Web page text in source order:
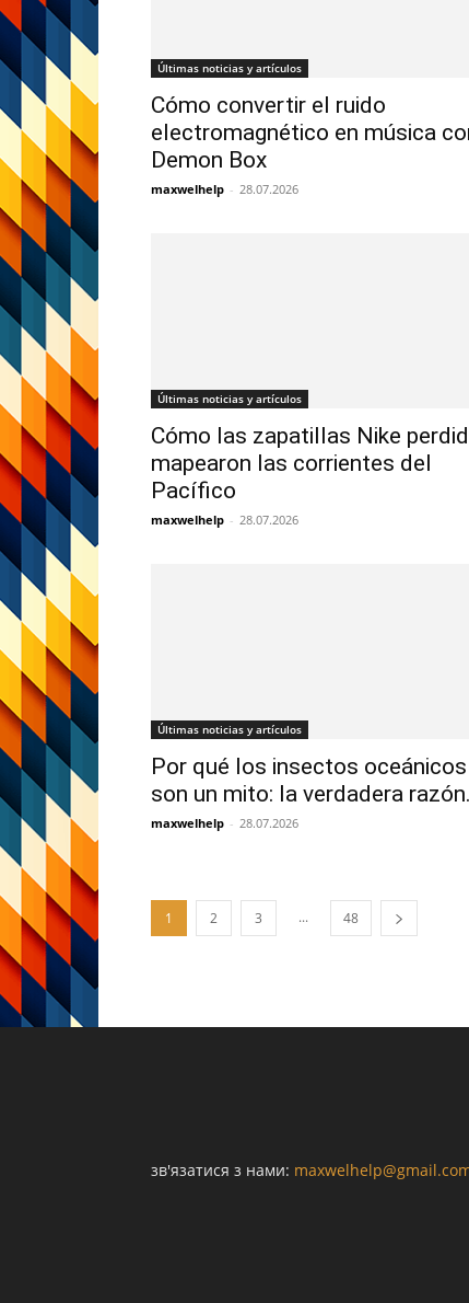
Últimas noticias y artículos
Cómo convertir el ruido
electromagnético en música
Demon Box
maxwelhelp - 28.07.2026
Últimas noticias y artículos
Cómo las zapatillas Nike
mapearon las corrientes del
Pacífico
maxwelhelp - 28.07.2026
Últimas noticias y artículos
Por qué los insectos oceánicos
son un mito: la verdadera
maxwelhelp - 28.07.2026
1 2 3 ... 48
зв'язатися з нами: